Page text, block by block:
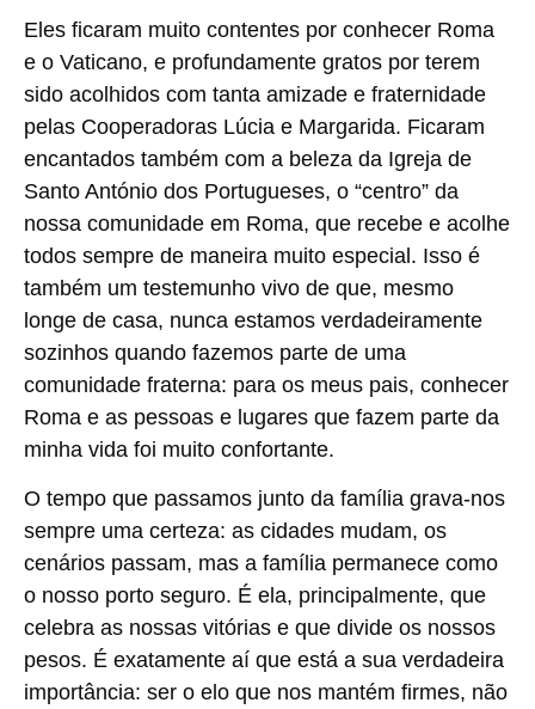
Eles ficaram muito contentes por conhecer Roma
e o Vaticano, e profundamente gratos por terem
sido acolhidos com tanta amizade e fraternidade
pelas Cooperadoras Lúcia e Margarida. Ficaram
encantados também com a beleza da Igreja de
Santo António dos Portugueses, o “centro” da
nossa comunidade em Roma, que recebe e acolhe
todos sempre de maneira muito especial. Isso é
também um testemunho vivo de que, mesmo
longe de casa, nunca estamos verdadeiramente
sozinhos quando fazemos parte de uma
comunidade fraterna: para os meus pais, conhecer
Roma e as pessoas e lugares que fazem parte da
minha vida foi muito confortante.
O tempo que passamos junto da família grava-nos
sempre uma certeza: as cidades mudam, os
cenários passam, mas a família permanece como
o nosso porto seguro. É ela, principalmente, que
celebra as nossas vitórias e que divide os nossos
pesos. É exatamente aí que está a sua verdadeira
importância: ser o elo que nos mantém firmes, não